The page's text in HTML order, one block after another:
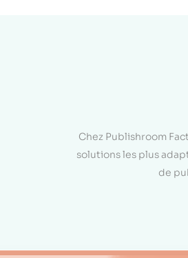
Chez Publishroom
solutions les plus
de